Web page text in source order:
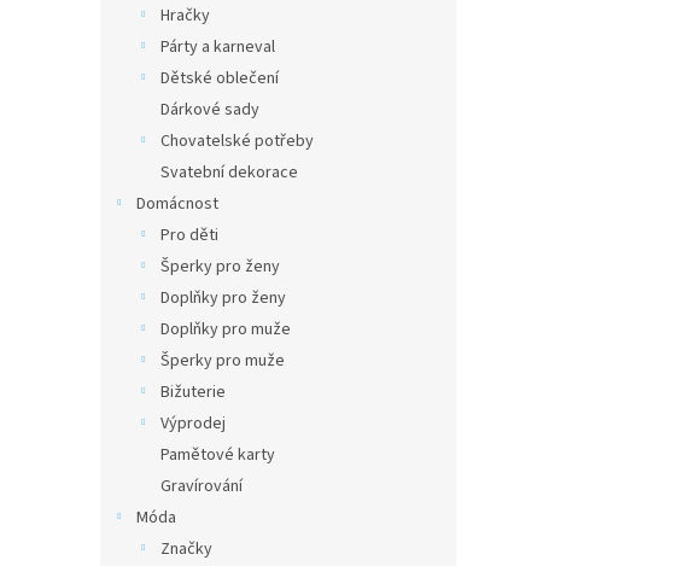
Hračky
Párty a karneval
Dětské oblečení
Dárkové sady
Chovatelské potřeby
Svatební dekorace
Domácnost
Pro děti
Šperky pro ženy
Doplňky pro ženy
Doplňky pro muže
Šperky pro muže
Bižuterie
Výprodej
Pamětové karty
Gravírování
Móda
Značky